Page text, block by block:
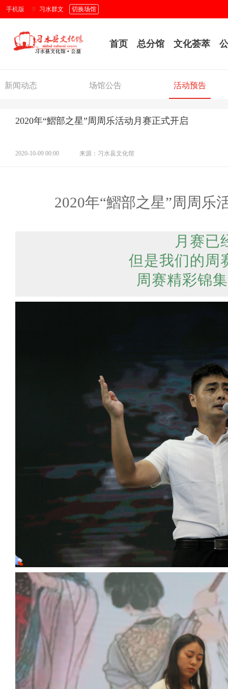
手机版 习水群文 切换场馆
首页 总分馆 文化荟萃
新闻动态 场馆公告 活动预告
2020年“鰼部之星”周周乐活动月赛正式开启
2020-10-09 00:00 来源：习水县文化馆
2020年“鰼部之星”周周乐活
月赛已
但是我们的周
周赛精彩锦